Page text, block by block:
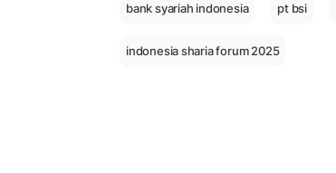
bank syariah indonesia pt bsi
indonesia sharia forum 2025